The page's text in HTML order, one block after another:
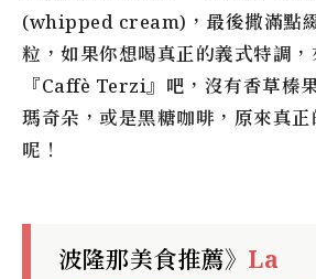
(whipped cream)，最後撒滿點
粒，如果你想喝真正的義式特調
『Caffè Terzi』吧，沒有香草榛
瑪奇朵，或是黑糖咖啡，原來真
呢！
波隆那美食推薦》 La